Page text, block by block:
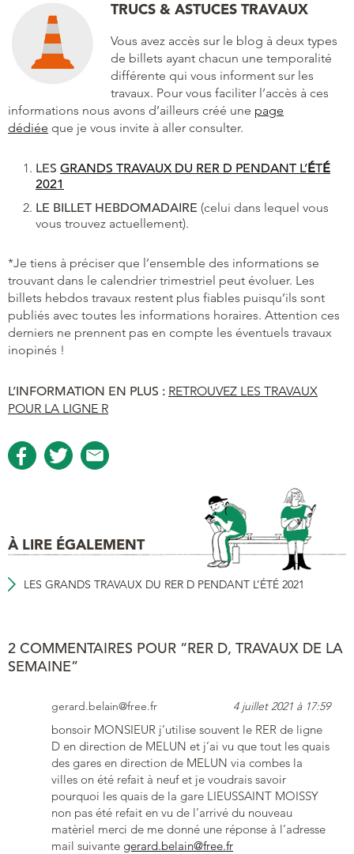
TRUCS & ASTUCES TRAVAUX
Vous avez accès sur le blog à deux types
de billets ayant chacun une temporalité
différente qui vous informent sur les
travaux. Pour vous faciliter l’accès à ces
informations nous avons d’ailleurs créé une page
dédiée que je vous invite à aller consulter.
LES GRANDS TRAVAUX DU RER D PENDANT L’ÉTÉ
2021
LE BILLET HEBDOMADAIRE (celui dans lequel vous
vous trouvez actuellement).
*Je tiens à préciser que l’ensemble des informations se
trouvant dans le calendrier trimestriel peut évoluer. Les
billets hebdos travaux restent plus fiables puisqu’ils sont
publiés avec toutes les informations horaires. Attention ces
derniers ne prennent pas en compte les éventuels travaux
inopinés !
L’INFORMATION EN PLUS : RETROUVEZ LES TRAVAUX
POUR LA LIGNE R
À LIRE ÉGALEMENT
LES GRANDS TRAVAUX DU RER D PENDANT L’ÉTÉ 2021
2 COMMENTAIRES POUR “RER D, TRAVAUX DE LA
SEMAINE”
gerard.belain@free.fr 4 juillet 2021 à 17:59
bonsoir MONSIEUR j’utilise souvent le RER de ligne
D en direction de MELUN et j’ai vu que tout les quais
des gares en direction de MELUN via combes la
villes on été refait à neuf et je voudrais savoir
pourquoi les quais de la gare LIEUSSAINT MOISSY
non pas été refait en vu de l’arrivé du nouveau
matèriel merci de me donné une réponse à l’adresse
mail suivante gerard.belain@free.fr